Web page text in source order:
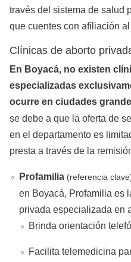
través del sistema de salud
que cuentes con afiliación
Clínicas de aborto
En Boyacá, no existen
especializadas
ocurre en ciudades
se debe a que la oferta de
en el departamento es
presta a través de la
Profamilia (referencia
en Boyacá, Profamilia es
privada especializada en
Brinda orientación
Facilita telemedicina